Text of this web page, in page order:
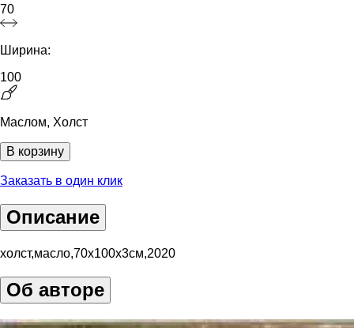
70
Ширина:
100
Маслом, Холст
В корзину
Заказать в один клик
Описание
холст,масло,70х100х3см,2020
Об авторе